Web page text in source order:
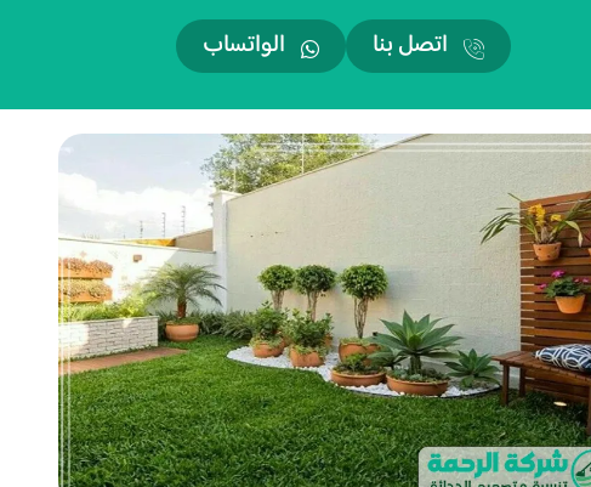
اتصل بنا الواتساب